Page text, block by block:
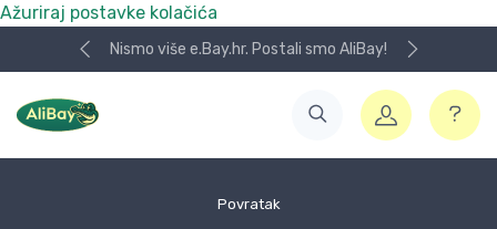
Ažuriraj postavke kolačića
Nismo više e.Bay.hr. Postali smo AliBay!
Povratak